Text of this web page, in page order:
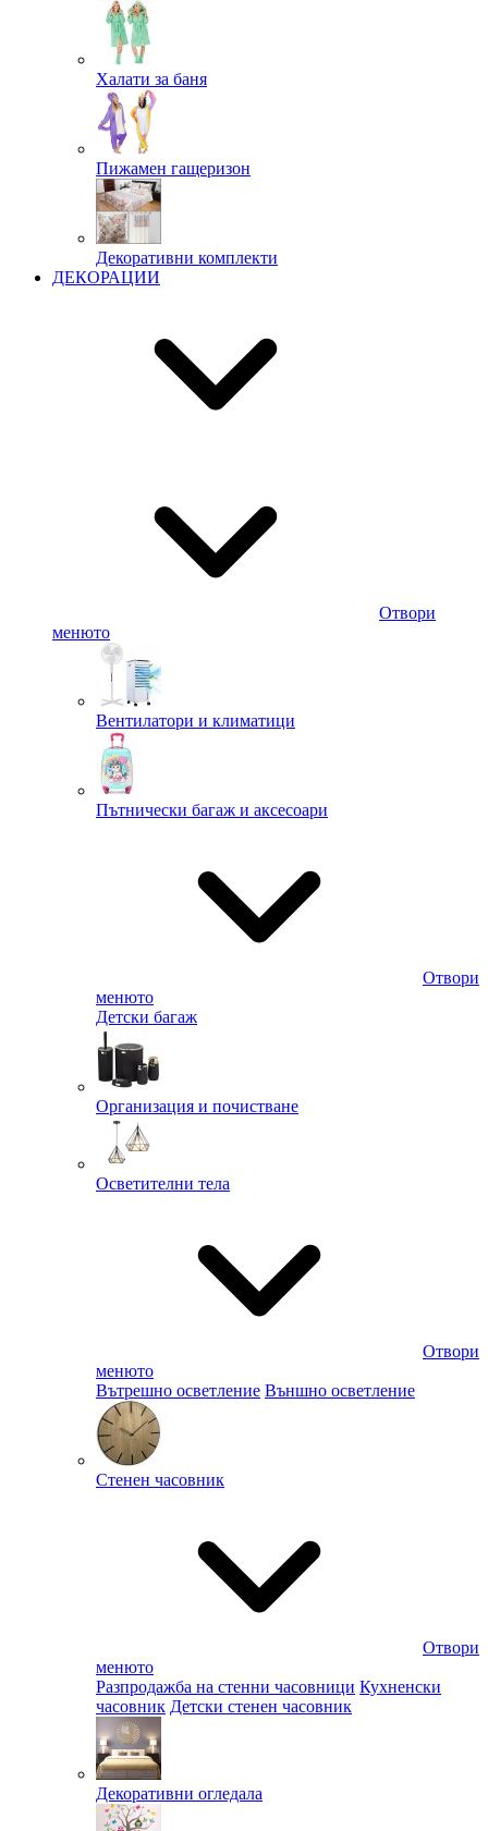
Халати за баня
Пижамен гащеризон
Декоративни комплекти
ДЕКОРАЦИИ
Отвори
менюто
Вентилатори и климатици
Пътнически багаж и аксесоари
Отвори
менюто
Детски багаж
Организация и почистване
Осветителни тела
Отвори
менюто
Вътрешно осветление Външно осветление
Стенен часовник
Отвори
менюто
Разпродажба на стенни часовници Кухненски
часовник Детски стенен часовник
Декоративни огледала